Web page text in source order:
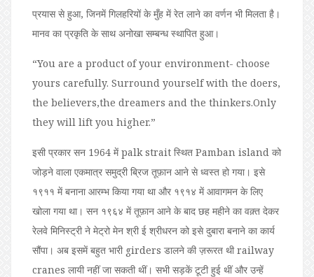
प्रयास से हुआ, जिनमें गिलहरियों के मुँह में रेत लाने का वर्णन भी मिलता है।
मानव का प्रकृति के साथ अनोखा सम्बन्ध स्थापित हुआ।
“You are a product of your environment- choose
yours carefully. Surround yourself with the doers,
the believers,the dreamers and the thinkers.Only
they will lift you higher.”
इसी प्रकार सन 1964 में palk strait स्थित Pamban island को
जोड़ने वाला एकमात्र समुद्री ब्रिज तूफ़ान आने से ध्वस्त हो गया। इसे
१९११ में बनाना आरम्भ किया गया था और १९१४ में आवागमन के लिए
खोला गया था। सन १९६४ में तूफ़ान आने के बाद छह महीने का वक़्त देकर
रेलवे मिनिस्ट्री ने मेट्रो मेन श्री ई श्रीधरन को इसे दुबारा बनाने का कार्य
सौंपा। अब इसमें बहुत भारी girders डालने की ज़रूरत थी railway
cranes लायी नहीं जा सकती थीं। सभी सड़कें टूटी हुई थीं और उन्हें